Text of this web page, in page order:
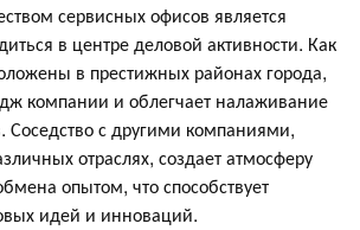
сервисных офисов является
в центре деловой активности. Как
в престижных районах города,
компании и облегчает налаживание
Соседство с другими компаниями,
отраслях, создает атмосферу
опытом, что способствует
идей и инноваций.